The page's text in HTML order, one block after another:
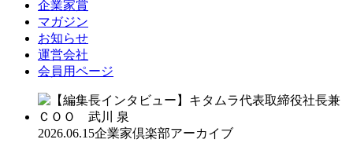
企業家賞
マガジン
お知らせ
運営会社
会員用ページ
2026.06.15企業家倶楽部アーカイブ